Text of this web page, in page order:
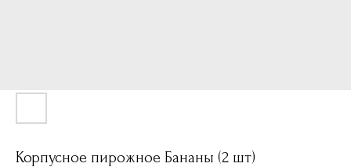
Корпусное пирожное Бананы (2 шт)